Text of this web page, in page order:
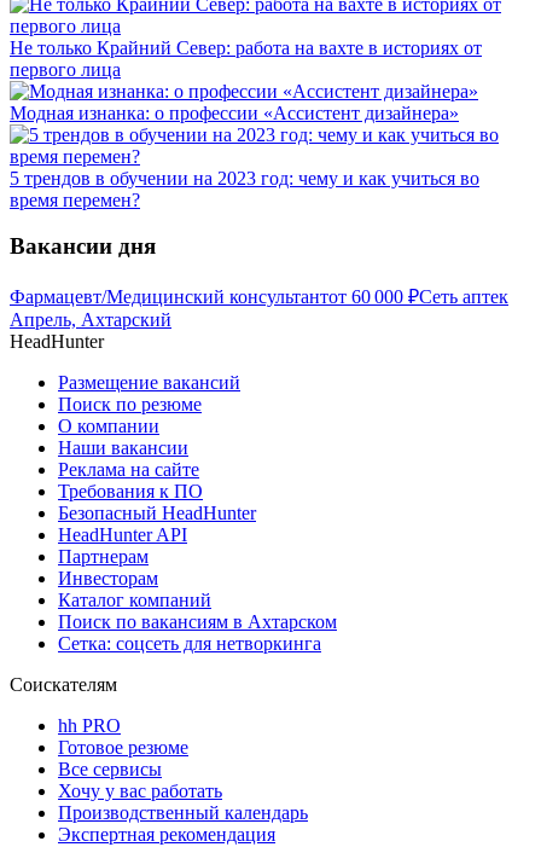
Не только Крайний Север: работа на вахте в историях от
первого лица
Модная изнанка: о профессии «Ассистент дизайнера»
5 трендов в обучении на 2023 год: чему и как учиться во
время перемен?
Вакансии дня
Фармацевт/Медицинский консультантот 60 000 ₽Сеть аптек
Апрель, Ахтарский
HeadHunter
Размещение вакансий
Поиск по резюме
О компании
Наши вакансии
Реклама на сайте
Требования к ПО
Безопасный HeadHunter
HeadHunter API
Партнерам
Инвесторам
Каталог компаний
Поиск по вакансиям в Ахтарском
Сетка: соцсеть для нетворкинга
Соискателям
hh PRO
Готовое резюме
Все сервисы
Хочу у вас работать
Производственный календарь
Экспертная рекомендация